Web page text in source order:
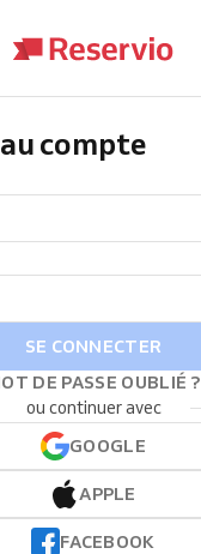
compte
SE CONNECTER
DE PASSE OUBLIÉ ?
ou continuer avec
GOOGLE
APPLE
FACEBOOK